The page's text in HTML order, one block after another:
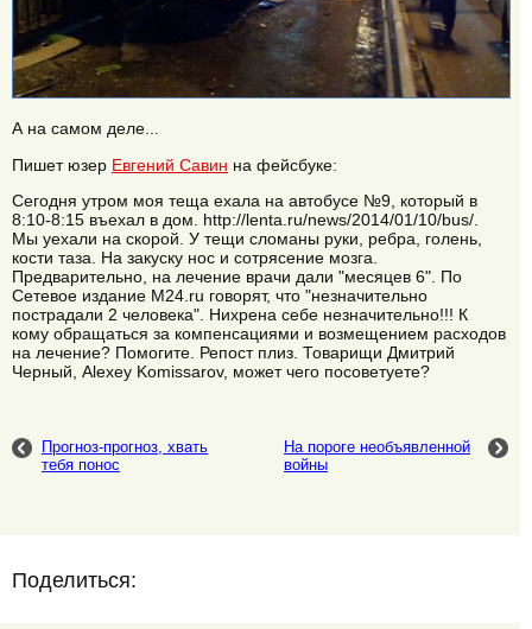
А на самом деле...
Пишет юзер Евгений Савин на фейсбуке:
Сегодня утром моя теща ехала на автобусе №9, который в
8:10-8:15 въехал в дом. http://lenta.ru/news/2014/01/10/bus/.
Мы уехали на скорой. У тещи сломаны руки, ребра, голень,
кости таза. На закуску нос и сотрясение мозга.
Предварительно, на лечение врачи дали "месяцев 6". По
Сетевое издание M24.ru говорят, что "незначительно
пострадали 2 человека". Нихрена себе незначительно!!! К
кому обращаться за компенсациями и возмещением расходов
на лечение? Помогите. Репост плиз. Товарищи Дмитрий
Черный, Alexey Komissarov, может чего посоветуете?
Прогноз-прогноз, хвать
тебя понос
На пороге необъявленной
войны
Поделиться: